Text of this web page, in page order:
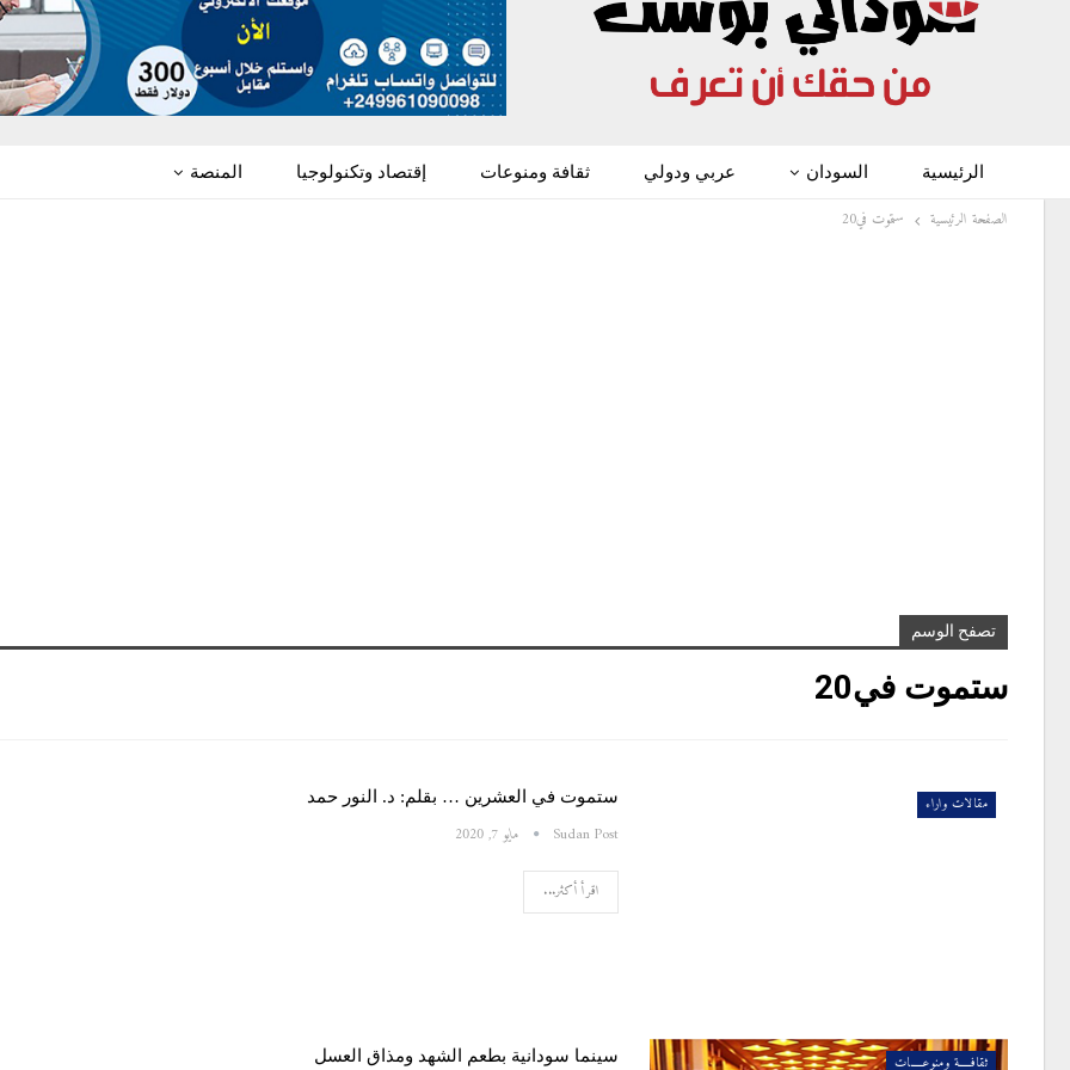
الرئيسية السودان عربي ودولي ثقافة ومنوعات إقتصاد وتكنولوجيا المنصة
الصفحة الرئيسية ستموت في20
تصفح الوسم
ستموت في20
مقالات واراء ستموت في العشرين … بقلم: د. النور حمد
Sudan Post مايو 7, 2020
اقرأ أكثر...
ثقافـــــة ومنوعـــــات سينما سودانية بطعم الشهد ومذاق العسل